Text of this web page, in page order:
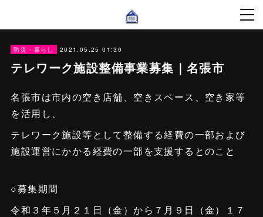
防災・暮らし 2021.05.25 01:30
テレワーク施設整備事業募集｜名張市
名張市は市内の空き店舗、空きスペース、空き家等
を活用し、
テレワーク施設等として整備する経費の一部および
施設運営にかかる経費の一部を支援するとのこと
○募集期間
令和３年５月２１日（金）から７月９日（金）１７